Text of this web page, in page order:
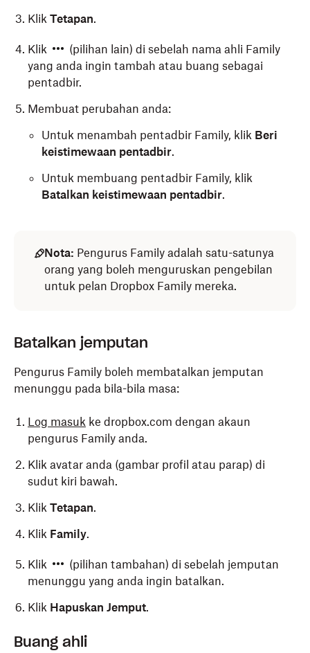
Klik Tetapan.
Klik
(pilihan lain) di sebelah nama ahli Family
yang anda ingin tambah atau buang sebagai
pentadbir.
Membuat perubahan anda:
Untuk menambah pentadbir Family, klik Beri
keistimewaan pentadbir.
Untuk membuang pentadbir Family, klik
Batalkan keistimewaan pentadbir.
Nota: Pengurus Family adalah satu-satunya
orang yang boleh menguruskan pengebilan
untuk pelan Dropbox Family mereka.
Batalkan jemputan
Pengurus Family boleh membatalkan jemputan
menunggu pada bila-bila masa:
Log masuk ke dropbox.com dengan akaun
pengurus Family anda.
Klik avatar anda (gambar profil atau parap) di
sudut kiri bawah.
Klik Tetapan.
Klik Family.
Klik
(pilihan tambahan) di sebelah jemputan
menunggu yang anda ingin batalkan.
Klik Hapuskan Jemput.
Buang ahli